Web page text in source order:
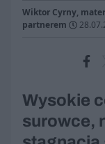
Wiktor Cyrny,
partnerem
Wysokie
surowce,